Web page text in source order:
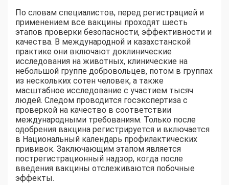
По словам специалистов, перед регистрацией и
применением все вакцины проходят шесть
этапов проверки безопасности, эффективности и
качества. В международной и казахстанской
практике они включают доклинические
исследования на животных, клинические на
небольшой группе добровольцев, потом в группах
из нескольких сотен человек, а также
масштабное исследование с участием тысяч
людей. Следом проводится госэкспертиза с
проверкой на качество в соответствии
международными требованиям. Только после
одобрения вакцина регистрируется и включается
в Национальный календарь профилактических
прививок. Заключающим этапом является
пострегистрационный надзор, когда после
введения вакцины отслеживаются побочные
эффекты.